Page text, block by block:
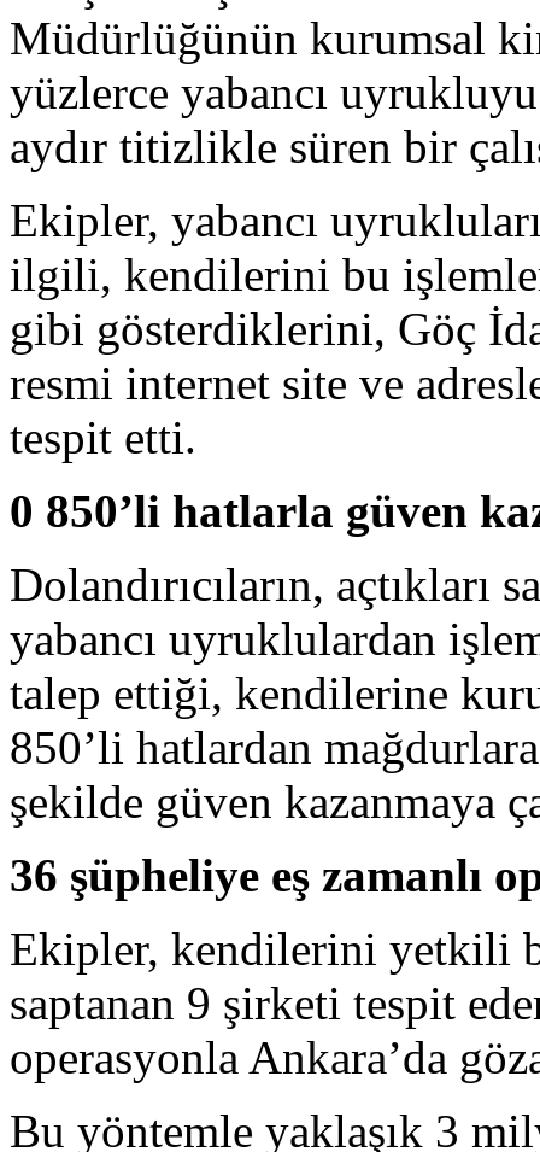
Müdürlüğünün kurumsal
yüzlerce yabancı
aydır titizlikle süren bir
Ekipler, yabancı
ilgili, kendilerini bu
gibi gösterdiklerini, Göç
resmi internet site ve
tespit etti.
0 850’li hatlarla güven
Dolandırıcıların, açtıkları
yabancı uyruklulardan
talep ettiği, kendilerine
850’li hatlardan
şekilde güven kazanmaya
36 şüpheliye eş zamanlı
Ekipler, kendilerini yetkili
saptanan 9 şirketi tespit
operasyonla Ankara’da
Bu yöntemle yaklaşık 3